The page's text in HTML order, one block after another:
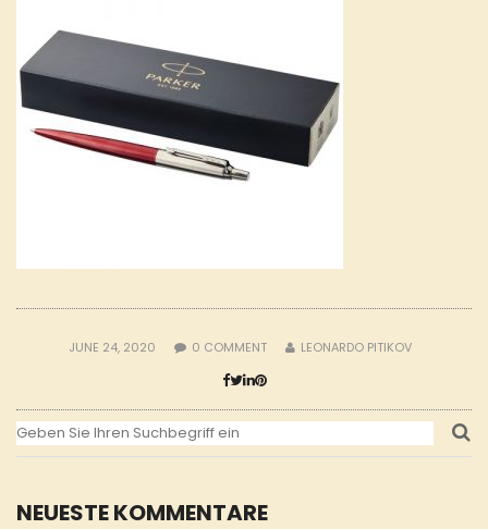
NEUESTE KOMMENTARE
JUNE 24, 2020 0 COMMENT LEONARDO PITIKOV